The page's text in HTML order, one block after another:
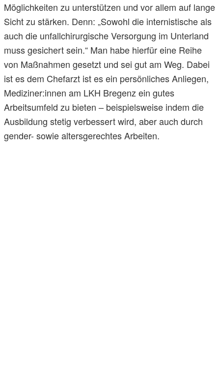
Möglichkeiten zu unterstützen und vor allem auf lange
Sicht zu stärken. Denn: „Sowohl die internistische als
auch die unfallchirurgische Versorgung im Unterland
muss gesichert sein.“ Man habe hierfür eine Reihe
von Maßnahmen gesetzt und sei gut am Weg. Dabei
ist es dem Chefarzt ist es ein persönliches Anliegen,
Mediziner:innen am LKH Bregenz ein gutes
Arbeitsumfeld zu bieten – beispielsweise indem die
Ausbildung stetig verbessert wird, aber auch durch
gender- sowie altersgerechtes Arbeiten.